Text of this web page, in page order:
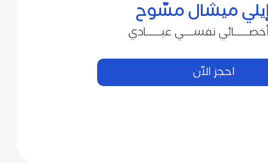
إيلي‭ ‬ميشال‭ ‬مسّوح
أخصــــــائي‭ ‬نفســــي‭ ‬عيــــــادي
احجز الآن